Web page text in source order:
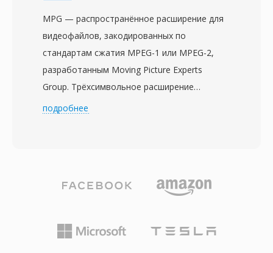
визуальное качество при эквивалентном
среднем размере файла по сравнению с
предшественником с постоянным
битрейтом. RMVB приобрёл особую
популярность на рынках Восточной и Юго-
Восточной Азии в середине 2000-х, став
регионах с ограниченной полосой
пропускания, но высокими требованиями
использует кодеки RealVideo 9 или RealVideo
MPG — распространённое расширение для
видеофайлов, закодированных по
стандартам сжатия MPEG-1 или MPEG-2,
разработанным Moving Picture Experts
Group. Трёхсимвольное расширение
появилось из-за ограничений ранних
программные потоки MPEG,
или несколько аудиопотоков в единый
байтовый поток с метками синхронизации.
подробнее